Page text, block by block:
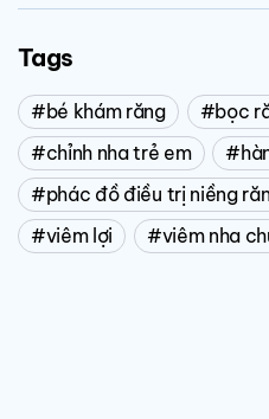
Tags
bé khám răng
bọc
chỉnh nha trẻ em
phác đồ điều trị niềng
viêm lợi
viêm nha